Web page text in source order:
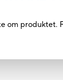
om produktet.